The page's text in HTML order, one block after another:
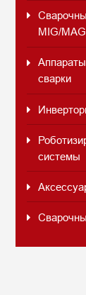
MIG/
сварки
системы